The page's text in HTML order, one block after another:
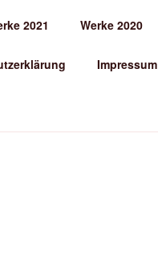
2021 Werke 2020
Impressum